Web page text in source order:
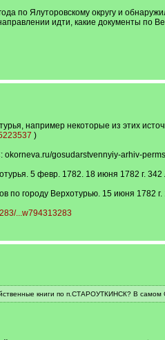
по Ялуторовскому округу и
идти, какие документы
например некоторые из этих
)
gosudarstvennyiy-arhiv-
5 февр. 1782. 18 июня 1782 г. 342
по городу Верхотурью. 15 июня 1782 г.
...w794313283
книги по п.СТАРОУТКИНСК? В